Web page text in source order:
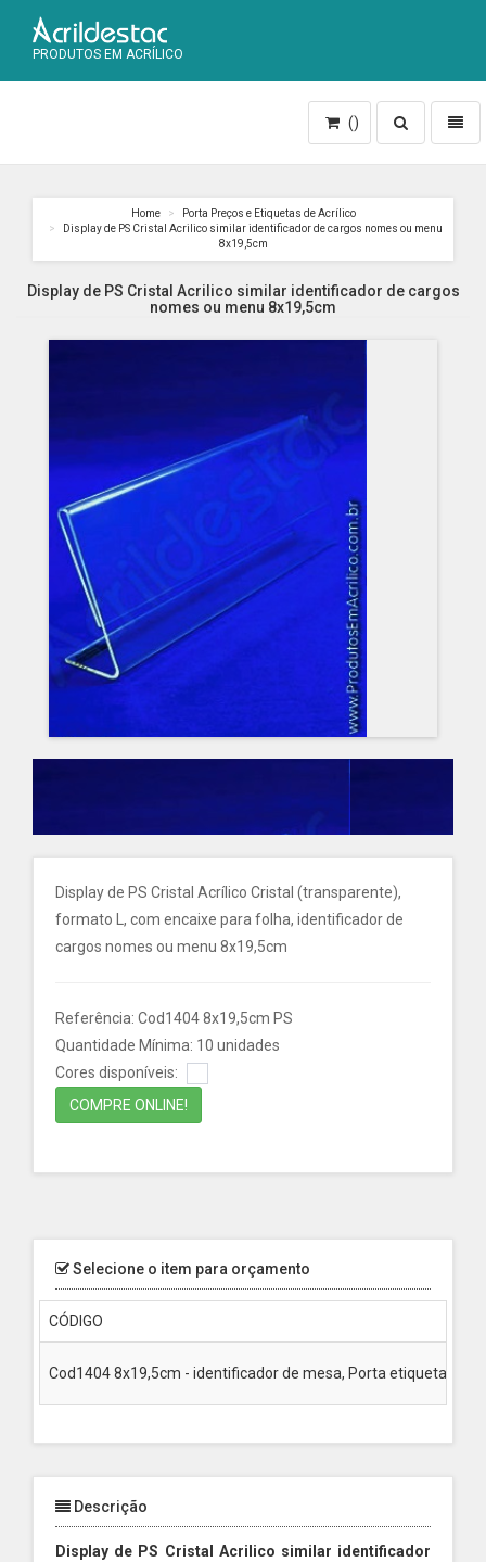
PRODUTOS EM ACRÍLICO
Toggle
search
()
Home
Porta Preços e Etiquetas de Acrílico
Display de PS Cristal Acrilico similar identificador de cargos nomes ou menu
8x19,5cm
Display de PS Cristal Acrilico similar identificador de cargos
nomes ou menu 8x19,5cm
Display de PS Cristal Acrílico Cristal (transparente),
formato L, com encaixe para folha, identificador de
cargos nomes ou menu 8x19,5cm
Referência: Cod1404 8x19,5cm PS
Quantidade Mínima: 10 unidades
Cores disponíveis:
COMPRE ONLINE!
Selecione o item para orçamento
CÓDIGO
Cod1404 8x19,5cm - identificador de mesa, Porta etiqueta PS
Descrição
Display de PS Cristal Acrilico similar identificador